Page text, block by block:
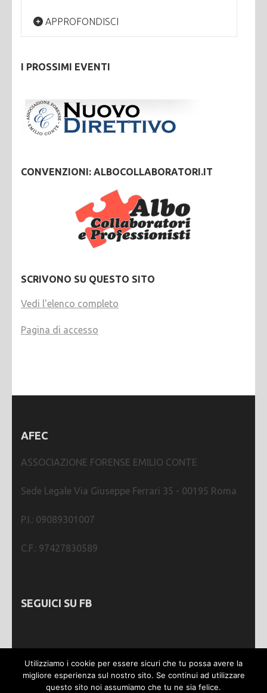
APPROFONDISCI
I PROSSIMI EVENTI
CONVENZIONI: ALBOCOLLABORATORI.IT
SCRIVONO SU QUESTO SITO
Vedi l'elenco completo
Pagina di accesso
AFEC
ASSOCIAZIONE FORENSE EMILIO CONTE
Sede Legale Via Giuseppe Ferrari 35 - 00195 Roma
P.I.: 09089301007
C.F.: 97427830589
SEGUICI SU FB
Utilizziamo i cookie per essere sicuri che tu possa avere la
migliore esperienza sul nostro sito. Se continui ad utilizzare
questo sito noi assumiamo che tu ne sia felice.